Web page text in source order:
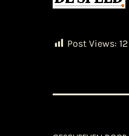
Post Views: 12